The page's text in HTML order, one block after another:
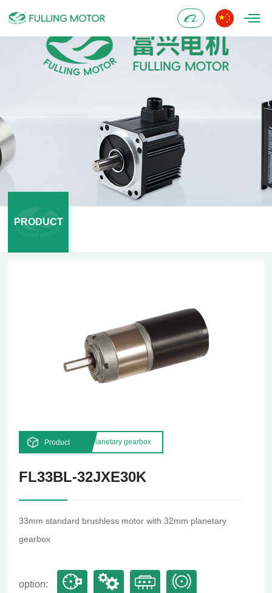
Alibaba
PRODUCT
Product Planetary gearbox
FL33BL-32JXE30K
33mm standard brushless motor with 32mm planetary
gearbox
option: